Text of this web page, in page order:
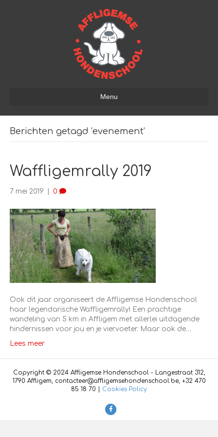
Menu
Berichten getagd ‘evenement’
Waffligemrally 2019
7 mei 2019 0
Ook dit jaar organiseert de Affligemse Hondenschool
haar legendarische Waffligemrally! Een prachtige
wandeling van 5 km in Affligem met allerlei uitdagende
hindernissen voor jou en je viervoeter. Maar ook de…
Lees meer
Copyright © 2024 Affligemse Hondenschool - Langestraat 312,
1790 Affligem, contacteer@affligemsehondenschool.be, +32 470
85 18 70 | Cookies Policy
F